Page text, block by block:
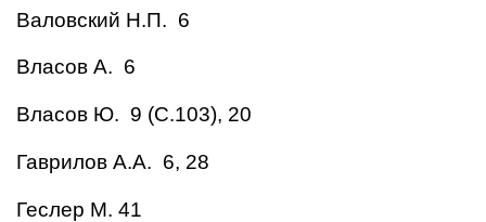
Валовский Н.П. 6
Власов А. 6
Власов Ю. 9 (С.103), 20
Гаврилов А.А. 6, 28
Геслер М. 41